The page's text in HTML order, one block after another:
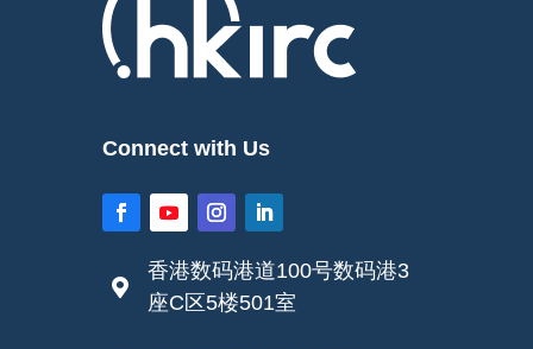
Connect with Us

香港数码港道100号数码港3
座C区5楼501室